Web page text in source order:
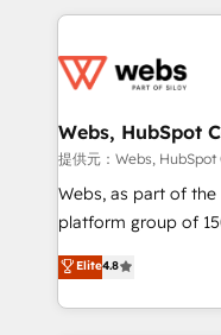
adoption, sales
the first time 🔧
and build using
with other systems
HubSpot pros 📊
HubSpot Why us? - SIX HubSpot Accreditations -
CRM, Solutions Architecture,
Migration, Custom
Webs, HubSpot
提供元：Webs,
Webs, as part of
platform group of 150 Fte, is the
HubSpot CRM
maximizing EBITDA
Excellence. With
Elite4.8